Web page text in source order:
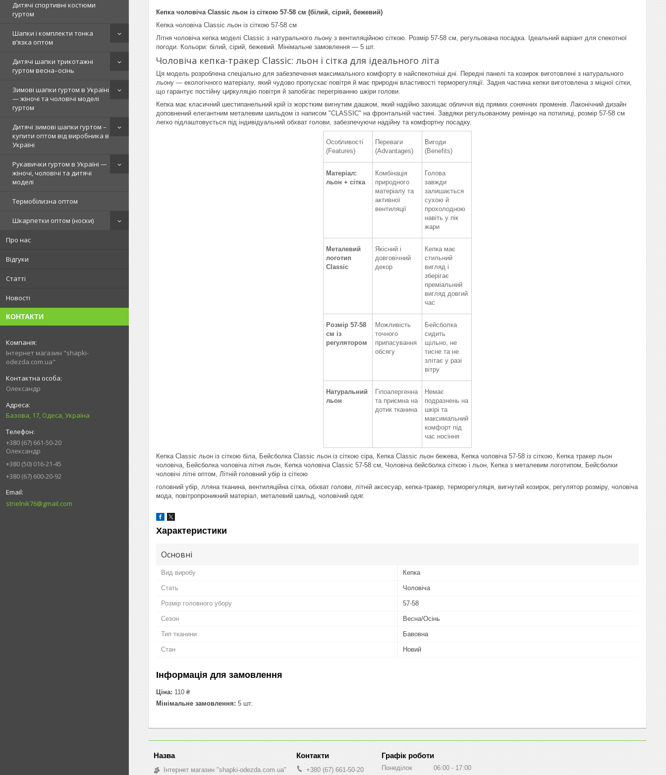
Дитячі спортивні костюми
гуртом
Шапки і комплекти тонка
в’язка оптом
Дитячі шапки трикотажні
гуртом весна–осінь
Зимові шапки гуртом в Україні
— жіночі та чоловічі моделі
гуртом
Дитячі зимові шапки гуртом –
купити оптом від виробника в
Україні
Рукавички гуртом в Україні —
жіночі, чоловічі та дитячі
моделі
Термобілизна оптом
Шкарпетки оптом (носки)
Про нас
Відгуки
Статті
Новості
КОНТАКТИ
Інтернет магазин "shapki-
odezda.com.ua"
Олександр
Базова, 17, Одеса, Україна
+380 (67) 661-50-20
Олександр
+380 (50) 016-21-45
+380 (67) 600-20-92
strielnik76@gmail.com
Кепка чоловіча Classic льон із сіткою 57-58 см (білий, сірий, бежевий)
Кепка чоловіча Classic льон із сіткою 57-58 см
Літня чоловіча кепка моделі Classic з натурального льону з вентиляційною сіткою. Розмір 57-58 см, регульована посадка. Ідеальний варіант для спекотної
погоди. Кольори: білий, сірий, бежевий. Мінімальне замовлення — 5 шт.
Чоловіча кепка-тракер Classic: льон і сітка для ідеального літа
Ця модель розроблена спеціально для забезпечення максимального комфорту в найспекотніші дні. Передні панелі та козирок виготовлені з натурального
льону — екологічного матеріалу, який чудово пропускає повітря й має природні властивості терморегуляції. Задня частина кепки виготовлена з міцної сітки,
що гарантує постійну циркуляцію повітря й запобігає перегріванню шкіри голови.
Кепка має класичний шестипанельний крій із жорстким вигнутим дашком, який надійно захищає обличчя від прямих сонячних променів. Лаконічний дизайн
доповнений елегантним металевим шильдом із написом "CLASSIC" на фронтальній частині. Завдяки регульованому ремінцю на потилиці, розмір 57-58 см
легко підлаштовується під індивідуальний обхват голови, забезпечуючи надійну та комфортну посадку.
Особливості
(Features)
Переваги
(Advantages)
Вигоди
(Benefits)
Матеріал:
льон + сітка
Комбінація
природного
матеріалу та
активної
вентиляції
Голова
завжди
залишається
сухою й
прохолодною
навіть у пік
жари
Металевий
логотип
Classic
Якісний і
довговічний
декор
Кепка має
стильний
вигляд і
зберігає
преміальний
вигляд довгий
час
Розмір 57-58
см із
регулятором
Можливість
точного
припасування
обсягу
Бейсболка
сидить
щільно, не
тисне та не
злітає у разі
вітру
Натуральний
льон
Гіпоалергенна
та приємна на
дотик тканина
Немає
подразнень на
шкірі та
максимальний
комфорт під
час носіння
Кепка Classic льон із сіткою біла, Бейсболка Classic льон із сіткою сіра, Кепка Classic льон бежева, Кепка чоловіча 57-58 із сіткою, Кепка тракер льон
чоловіча, Бейсболка чоловіча літня льон, Кепка чоловіча Classic 57-58 см, Чоловіча бейсболка сіткою і льон, Кепка з металевим логотипом, Бейсболки
чоловічі літні оптом, Літній головний убір із сіткою
головний убір, лляна тканина, вентиляційна сітка, обхват голови, літній аксесуар, кепка-тракер, терморегуляція, вигнутий козирок, регулятор розміру, чоловіча
мода, повітропроникний матеріал, металевий шильд, чоловічий одяг.
Характеристики
Основні
Вид виробу Кепка
Стать Чоловіча
Розмір головного убору 57-58
Сезон Весна/Осінь
Тип тканини Бавовна
Стан Новий
Інформація для замовлення
Ціна: 110 ₴
Мінімальне замовлення: 5 шт.
Інтернет магазин "shapki-odezda.com.ua"
+380 (67) 661-50-20
Графік роботи
Понеділок 06:00 17:00